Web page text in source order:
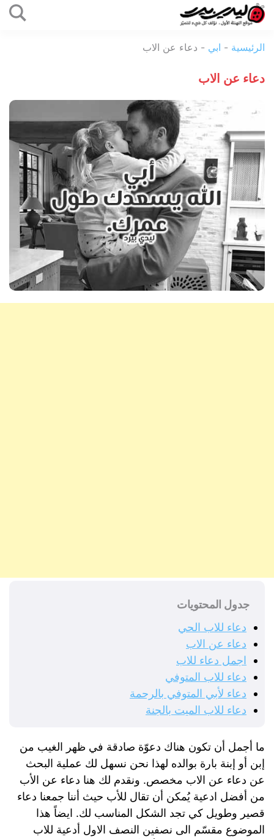
بيرد
الرئيسية - ابي - دعاء عن الاب
دعاء عن الاب
جدول المحتويات
دعاء للاب الحي
دعاء عن الاب
اجمل دعاء للاب
دعاء للاب المتوفي
دعاء لأبي المتوفي بالرحمة
دعاء للاب الميت بالجنة
ما أجمل أن تكون هناك دعوّة صادقة في ظهر الغيب من
إبن أو إبنة بارة بوالده لهذا نحن نسهل لك عملية البحث
عن دعاء عن الاب مخصص. ونقدم لك هنا دعاء عن الأب
من أفضل ادعية يُمكن أن تقال للأب حيث أننا جمعنا دعاء
قصير وطويل كي تجد الشكل المناسب لك. ايضاً هذا
الموضوع مقسّم الى نصفين النصف الاول أدعية للاب